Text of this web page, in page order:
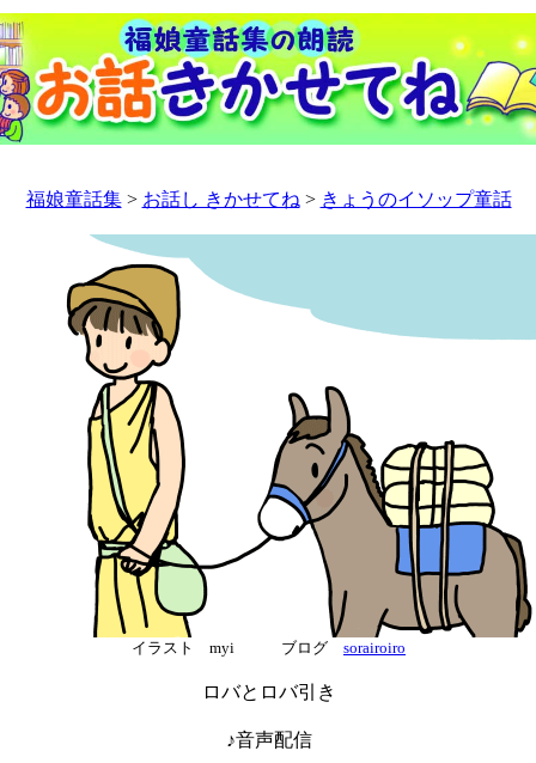
福娘童話集> お話し きかせてね > きょうのイソップ童話
イラスト myi ブログ sorairoiro
ロバとロバ引き
♪音声配信